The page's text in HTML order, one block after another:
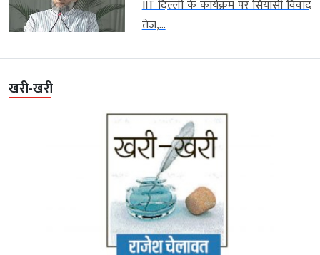
IIT दिल्ली के कार्यक्रम पर सियासी विवाद
तेज,...
खरी-खरी